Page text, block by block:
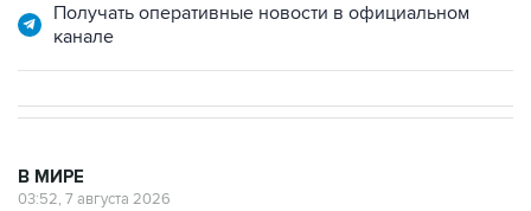
Получать оперативные новости в официальном
канале
В МИРЕ
03:52, 7 августа 2026